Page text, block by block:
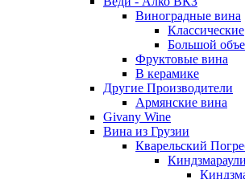
Виноградные вина
Классические
Большой
Фруктовые вина
В керамике
Другие Производители
Армянские вина
Givany Wine
Вина из Грузии
Кварельский
Киндзмараули